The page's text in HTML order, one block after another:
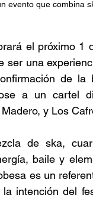
evento que combina
el próximo
ser una
de la
a un cartel
y Los
de ska,
baile y
es un
intención del